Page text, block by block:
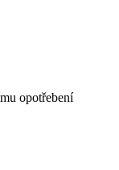
opotřebení